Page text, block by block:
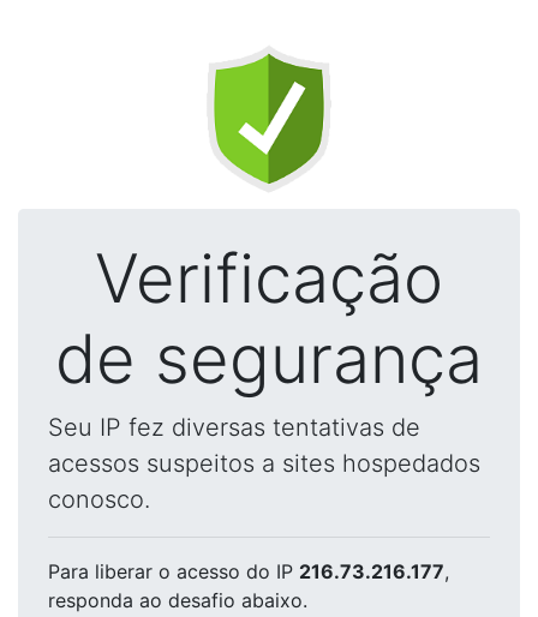
Verificação
de segurança
Seu IP fez diversas tentativas de
acessos suspeitos a sites hospedados
conosco.
Para liberar o acesso do IP 216.73.216.177,
responda ao desafio abaixo.